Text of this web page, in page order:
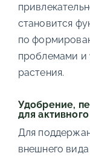
становится
по
проблемами
растения.
Удобрение,
для
Для
внешнего вида